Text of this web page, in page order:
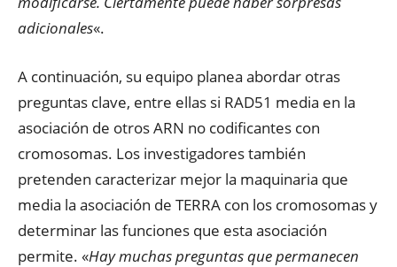
adicionales«.
A continuación, su equipo planea abordar otras
preguntas clave, entre ellas si RAD51 media en la
asociación de otros ARN no codificantes con
cromosomas. Los investigadores también
pretenden caracterizar mejor la maquinaria que
media la asociación de TERRA con los cromosomas y
determinar las funciones que esta asociación
permite. «Hay muchas preguntas que permanecen